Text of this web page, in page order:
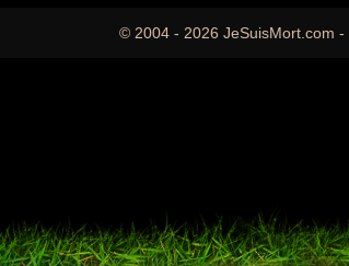
© 2004 - 2026 JeSuisMort.com -